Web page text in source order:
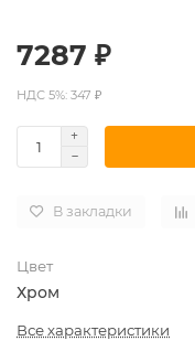
7287 ₽
НДС 5%: 347 ₽
В закладки
Цвет
Хром
Все характеристики